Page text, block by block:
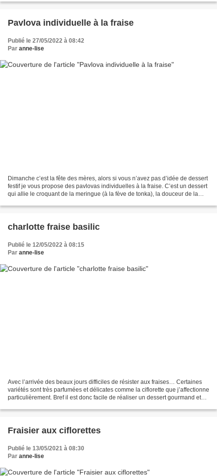
Pavlova individuelle à la fraise
Publié le 27/05/2022 à 08:42
Par anne-lise
Dimanche c’est la fête des mères, alors si vous n’avez pas d’idée de dessert
festif je vous propose des pavlovas individuelles à la fraise. C’est un dessert
qui allie le croquant de la meringue (à la fève de tonka), la douceur de la
charlotte fraise basilic
Publié le 12/05/2022 à 08:15
Par anne-lise
Avec l’arrivée des beaux jours difficiles de résister aux fraises… Certaines
variétés sont très parfumées et délicates comme la ciflorette que j’affectionne
particulièrement. Bref il est donc facile de réaliser un dessert gourmand et
Fraisier aux ciflorettes
Publié le 13/05/2021 à 08:30
Par anne-lise